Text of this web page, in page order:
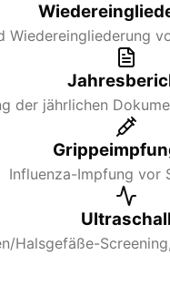
Wiedereingliederung
der jährlichen
Influenza-Impfung vor
Ultraschall
Halsgefäße-